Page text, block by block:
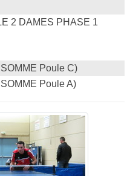
2 DAMES PHASE 1
Poule C)
Poule A)